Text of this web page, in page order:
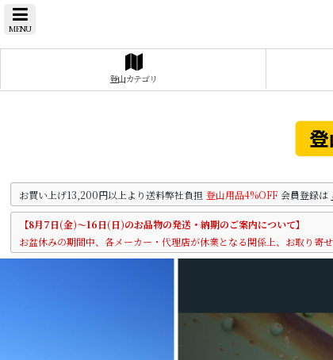
MENU
登山カテゴリ
お買い上げ13,200円以上より送料弊社負担 登山用品4%OFF 会員登録は
【8月7日(金)～16日(日)のお品物の発送・納期のご案内について】
お盆休みの期間中、各メーカー・代理店が休業となる関係上、お取り寄